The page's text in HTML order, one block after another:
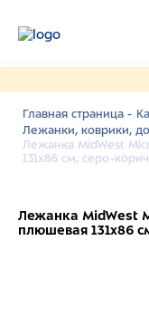
Главная страница -
Лежанки, коврики,
Лежанка MidWest
131х86 см, серо-
Лежанка MidWest
плюшевая 131х86